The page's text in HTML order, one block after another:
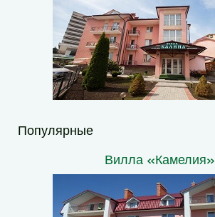
Популярные
Вилла «Камелия»